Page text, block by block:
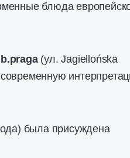
блюда
(ул. Jagiellońska
была присуждена